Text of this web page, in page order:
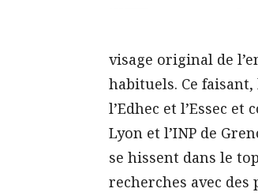
visage original de
habituels. Ce
l’Edhec et l’Essec
Lyon et l’INP de
se hissent dans le
recherches avec